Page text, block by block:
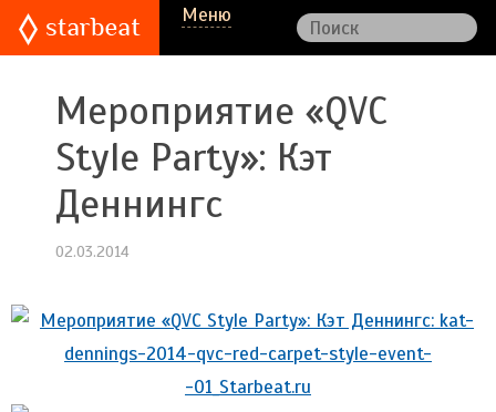
Меню
Мероприятие «QVC
Style Party»: Кэт
Деннингс
02.03.2014